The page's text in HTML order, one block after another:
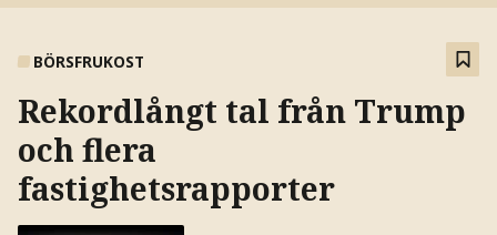
BÖRSFRUKOST
Rekordlångt tal från Trump
och flera
fastighetsrapporter